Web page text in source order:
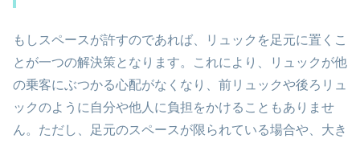
もしスペースが許すのであれば、リュックを足元に置くこ
とが一つの解決策となります。これにより、リュックが他
の乗客にぶつかる心配がなくなり、前リュックや後ろリュ
ックのように自分や他人に負担をかけることもありませ
ん。ただし、足元のスペースが限られている場合や、大き